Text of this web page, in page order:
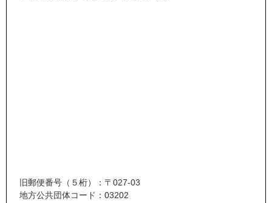
旧郵便番号（５桁）：〒027-03
地方公共団体コード：03202